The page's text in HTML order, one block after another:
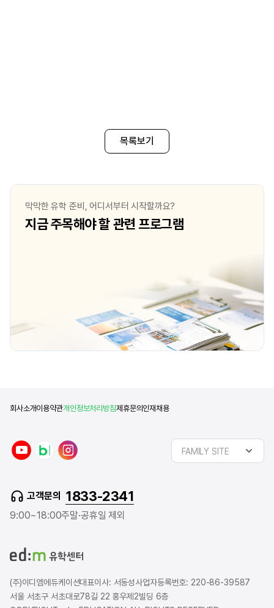
목록보기
막막한 유학 준비, 어디서부터 시작할까요?
지금 주목해야 할 관련 프로그램
회사소개이용약관개인정보처리방침제휴문의 인재채용
u
n
a
r
l
a
FAMILY SITE
고객문의 1833-2341
9:00~18:00주말·공휴일 제외
(주)이디엠에듀케이션대표이사: 서동성사업자등록번호: 220-86-39587
서울 서초구 서초대로78길 22 홍우제2빌딩 6층